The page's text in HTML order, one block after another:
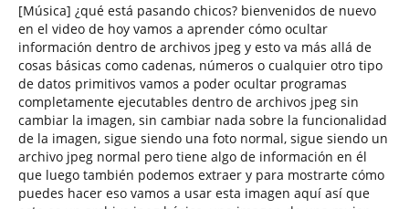
[Música] ¿qué está pasando chicos? bienvenidos de nuevo
en el video de hoy vamos a aprender cómo ocultar
información dentro de archivos jpeg y esto va más allá de
cosas básicas como cadenas, números o cualquier otro tipo
de datos primitivos vamos a poder ocultar programas
completamente ejecutables dentro de archivos jpeg sin
cambiar la imagen, sin cambiar nada sobre la funcionalidad
de la imagen, sigue siendo una foto normal, sigue siendo un
archivo jpeg normal pero tiene algo de información en él
que luego también podemos extraer y para mostrarte cómo
puedes hacer eso vamos a usar esta imagen aquí así que